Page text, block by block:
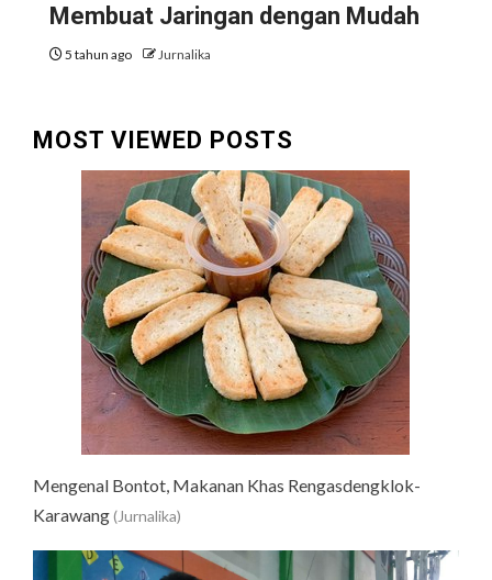
Membuat Jaringan dengan Mudah
5 tahun ago Jurnalika
MOST VIEWED POSTS
Mengenal Bontot, Makanan Khas Rengasdengklok-
Karawang(Jurnalika)